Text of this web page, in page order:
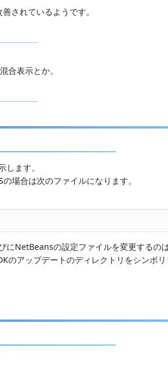
されているようです。
合表示とか。
ます。
場合は次のファイルになります。
NetBeansの設定ファイルを変更するの
アップデートのディレクトリをシンボリ